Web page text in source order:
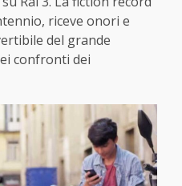
riceve onori e
del grande
confronti dei